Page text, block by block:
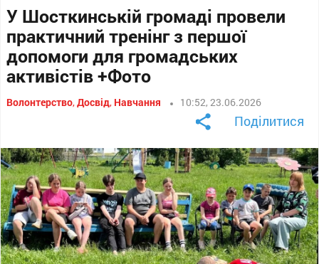
У Шосткинській громаді провели
практичний тренінг з першої
допомоги для громадських
активістів +Фото
Волонтерство,Досвід, Навчання 10:52, 23.06.2026
Поділитися